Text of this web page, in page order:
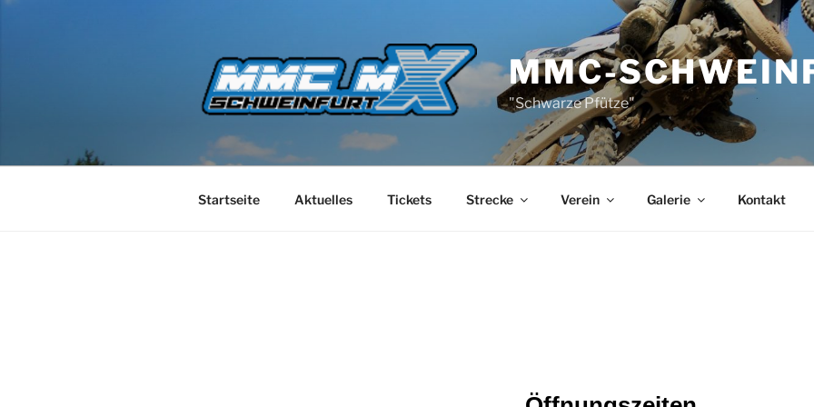
MMC-
"Schwarze Pfütze"
Startseite Aktuelles Tickets Strecke Verein Galerie Kontakt